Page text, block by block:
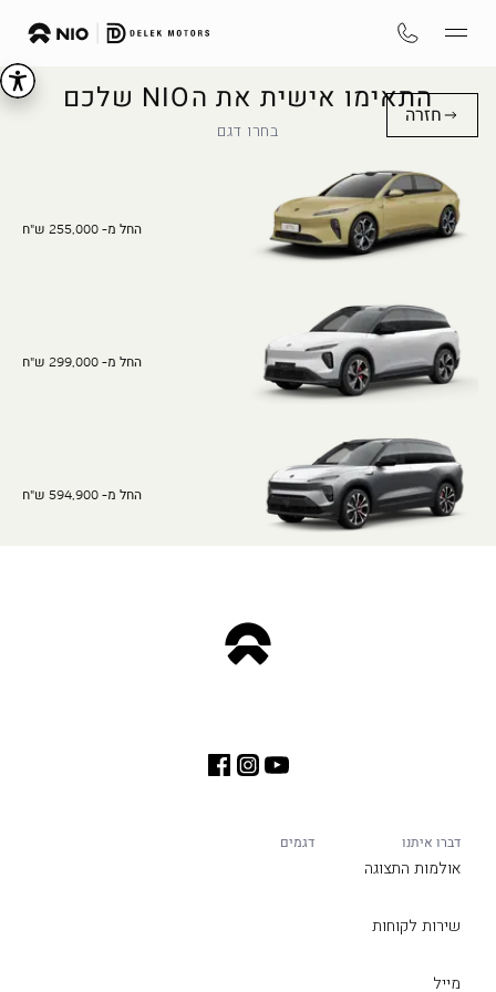
חזרה
התאימו אישית את הNIO שלכם
בחרו דגם
החל מ- 255,000 ש"ח
החל מ- 299,000 ש"ח
החל מ- 594,900 ש"ח
דברו איתנו
אולמות התצוגה
שירות לקוחות
מייל
דגמים